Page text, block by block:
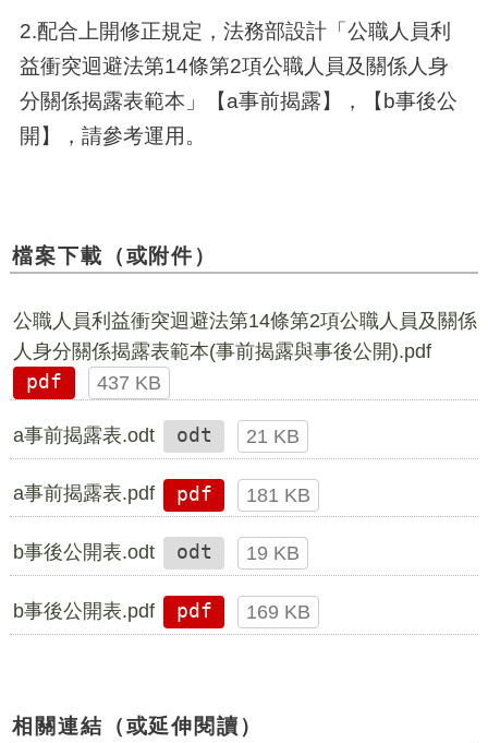
2.配合上開修正規定，法務部設計「公職人員利
益衝突迴避法第14條第2項公職人員及關係人身
分關係揭露表範本」【a事前揭露】，【b事後公
開】，請參考運用。
檔案下載（或附件）
公職人員利益衝突迴避法第14條第2項公職人員及關係
人身分關係揭露表範本(事前揭露與事後公開).pdf
pdf
437 KB
a事前揭露表.odt odt 21 KB
a事前揭露表.pdf pdf 181 KB
b事後公開表.odt odt 19 KB
b事後公開表.pdf pdf 169 KB
相關連結（或延伸閱讀）